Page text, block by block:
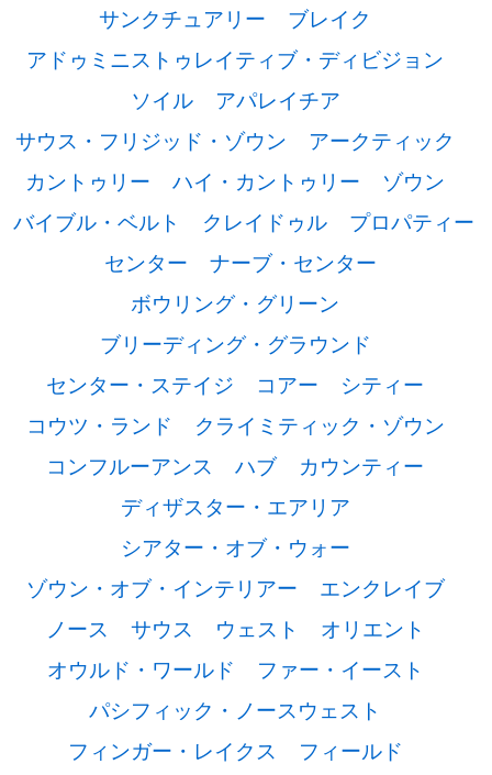
サンクチュアリー
ブレイク
アドゥミニストゥレイティブ・ディビジョン
ソイル
アパレイチア
サウス・フリジッド・ゾウン
アークティック
カントゥリー
ハイ・カントゥリー
ゾウン
バイブル・ベルト
クレイドゥル
プロパティー
センター
ナーブ・センター
ボウリング・グリーン
ブリーディング・グラウンド
センター・ステイジ
コアー
シティー
コウツ・ランド
クライミティック・ゾウン
コンフルーアンス
ハブ
カウンティー
ディザスター・エアリア
シアター・オブ・ウォー
ゾウン・オブ・インテリアー
エンクレイブ
ノース
サウス ウェスト
オリエント
オウルド・ワールド
ファー・イースト
パシフィック・ノースウェスト
フィンガー・レイクス
フィールド